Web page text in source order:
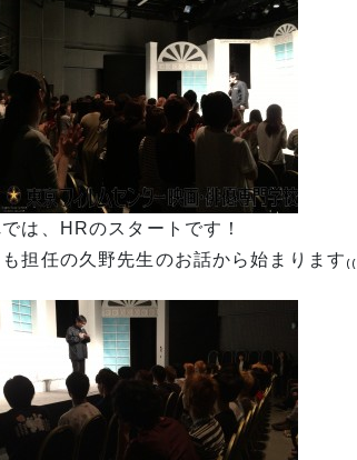
は、HRのスタートです！
も担任の久野先生のお話から始まりま